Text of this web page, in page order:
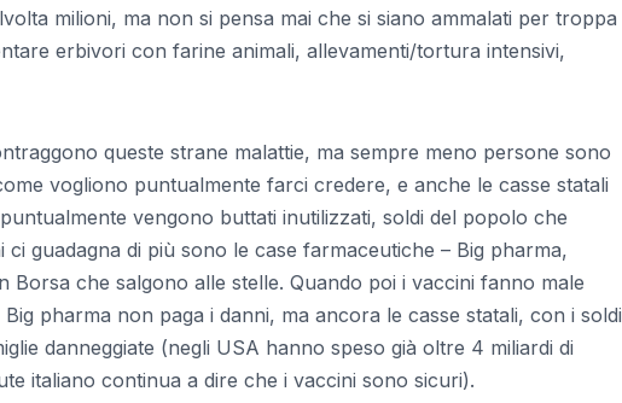
milioni, ma non si pensa mai che si siano ammalati per troppa
erbivori con farine animali, allevamenti/tortura intensivi,
queste strane malattie, ma sempre meno persone sono
vogliono puntualmente farci credere, e anche le casse statali
vengono buttati inutilizzati, soldi del popolo che
guadagna di più sono le case farmaceutiche – Big pharma,
Borsa che salgono alle stelle. Quando poi i vaccini fanno male
pharma non paga i danni, ma ancora le casse statali, con i soldi
danneggiate (negli USA hanno speso già oltre 4 miliardi di
italiano continua a dire che i vaccini sono sicuri).